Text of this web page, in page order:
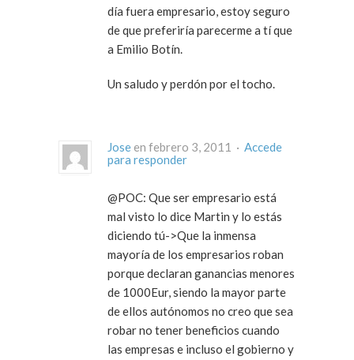
día fuera empresario, estoy seguro
de que preferiría parecerme a tí que
a Emilio Botín.
Un saludo y perdón por el tocho.
Jose en febrero 3, 2011 · Accede
para responder
@POC: Que ser empresario está
mal visto lo dice Martin y lo estás
diciendo tú->Que la inmensa
mayoría de los empresarios roban
porque declaran ganancias menores
de 1000Eur, siendo la mayor parte
de ellos autónomos no creo que sea
robar no tener beneficios cuando
las empresas e incluso el gobierno y